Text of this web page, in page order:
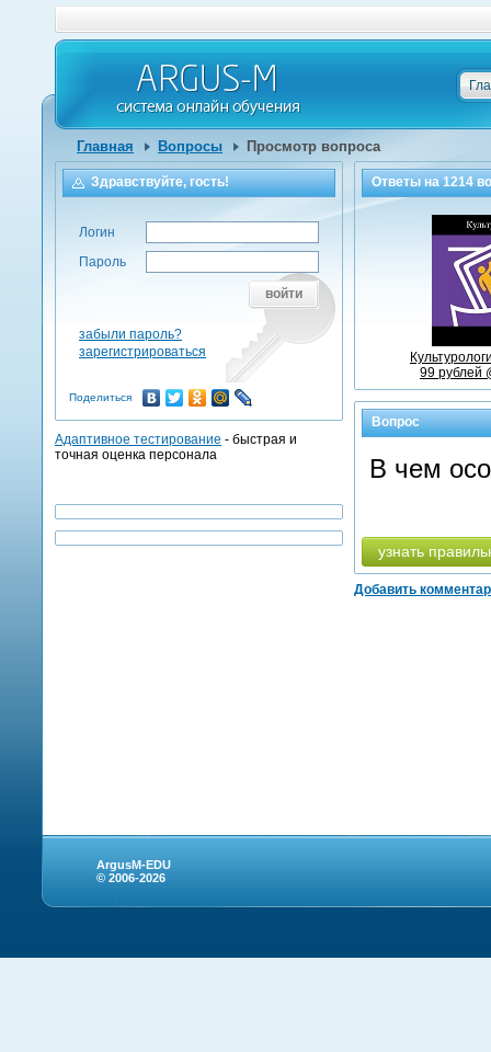
Главная Вопросы Просмотр вопроса
Ответы на1214
99 рублей
Вопрос
В чем
узнать
Добавить
Здравствуйте, гость!
Логин
Пароль
войти
забыли пароль?
зарегистрироваться
Поделиться
Адаптивное тестирование - быстрая и
точная оценка персонала
ArgusM-EDU
© 2006-2026